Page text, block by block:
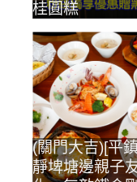
桂圓糕
(關門大吉)[平
靜埤塘邊親子